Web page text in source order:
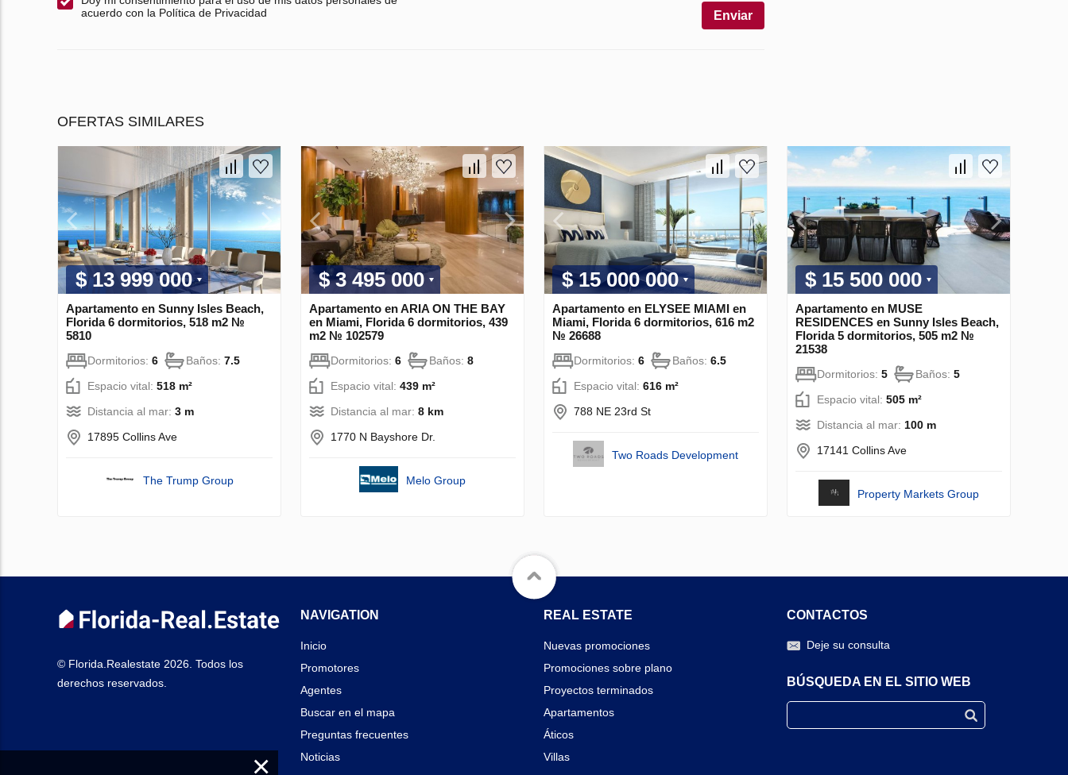
acuerdo con la Política de Privacidad
Enviar
OFERTAS SIMILARES
$ 13 999 000
Apartamento en Sunny Isles Beach,
Florida 6 dormitorios, 518 m2 №
5810
Dormitorios: 6 Baños: 7.5
Espacio vital: 518 m²
Distancia al mar: 3 m
17895 Collins Ave
The Trump Group
$ 3 495 000
Apartamento en ARIA ON THE BAY
en Miami, Florida 6 dormitorios, 439
m2 № 102579
Dormitorios: 6 Baños: 8
Espacio vital: 439 m²
Distancia al mar: 8 km
1770 N Bayshore Dr.
Melo Group
$ 15 000 000
Apartamento en ELYSEE MIAMI en
Miami, Florida 6 dormitorios, 616 m2
№ 26688
Dormitorios: 6 Baños: 6.5
Espacio vital: 616 m²
788 NE 23rd St
Two Roads Development
$ 15 500 000
Apartamento en MUSE
RESIDENCES en Sunny Isles Beach,
Florida 5 dormitorios, 505 m2 №
21538
Dormitorios: 5 Baños: 5
Espacio vital: 505 m²
Distancia al mar: 100 m
17141 Collins Ave
Property Markets Group
© Florida.Realestate 2026. Todos los
derechos reservados.
NAVIGATION
Inicio
Promotores
Agentes
Buscar en el mapa
Preguntas frecuentes
Noticias
REAL ESTATE
Nuevas promociones
Promociones sobre plano
Proyectos terminados
Apartamentos
Áticos
Villas
CONTACTOS
Deje su consulta
BÚSQUEDA EN EL SITIO WEB
×